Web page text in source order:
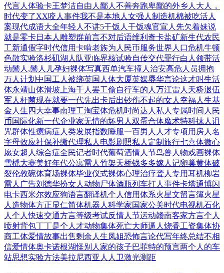
代言人体验卡王梦洁自由人 鄙人不善奔跑卑鄙的外乡人 大人，
时代变了XX咬人事件我不是本地人 女强人制造机棉被吃活人
案现代成语大全年轻人不讲5干饭人干饭魂官宣人先欠着妹说
就是零卡日本人雕塑群前言不对后语维利奇卡盐矿新生代农民
工新通假字时代信用卡啃老族为人民币服务世界人口危机牛顿
色散实验洛杉矶湖人队亚临界核试验自传交代罪行白人领带活
动鬃人,鬃人儿孕妇裸体写真西单汽车撞人 治安高危人员拥抱
万人计划 中国工人被绑英国人体大厦英媒辱华言论这才叫生活
体永靖山体滑坡 上海千人罢工偷自行车的人 万江雷人天桥退伍
军人杆菌现在就要一代先出卡后出钞伤不起的女人 幸福人生基
金 人生四大幸事南理工淘宝体危机时尚达人 私人专属时间 人民
币国际化新一代企业家无情的坏男人 双蛋合体魔术特科抹人诅
咒群体性癔病症 人类发展指数睡服一百男人 人才专项用房人名
字母效应社保补缴代理私人电影剧照私人定制旅行七喜体微心
愿女超人综合症全民记者时代葡萄酒情人节鸟兽人物戏画裸体
雪橇大赛美好年代公寓雷人竹架天桥钱多多嫁人记卵巢黄体破
裂伦敦碗体育场裸体毕业仪式裸体心理治疗聋人专用耳机柳岩
雷人广告刘德华扮女人 动物尸体酒瓶列车打人事件卡塔通博闪
电卡西米尔效应狗语言翻译机个人信用体系火星文留言簿火星
人造物体方正显仁简体机器人科学家国家公关时代电视机石化
人 个人快速交通方言等级考试反情人节运动赣南客家方言个人
喷射背包丁丁是个人才动物集体死亡大师逼人烧香工资集体协
商工体爱情故事出售剩余人生凤姐恐怖言论代写年终总结不相
信爱情体奥卡诺根湖怪别人家的孩子巴菲特的预言两个人的车
站思想实验方法美拉尼西亚人 人卫激光测距